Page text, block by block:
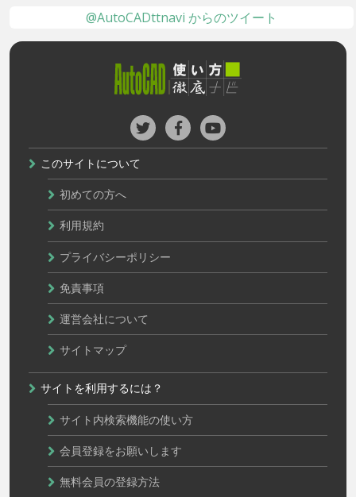
@AutoCADttnavi からのツイート
このサイトについて
初めての方へ
利用規約
プライバシーポリシー
免責事項
運営会社について
サイトマップ
サイトを利用するには？
サイト内検索機能の使い方
会員登録をお願いします
無料会員の登録方法